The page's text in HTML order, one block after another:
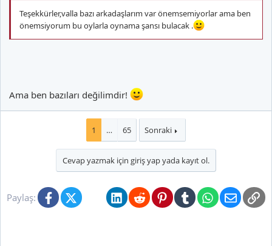
Teşekkürler,valla bazı arkadaşlarım var önemsemiyorlar ama ben
önemsiyorum bu oylarla oynama şansı bulacak .
Ama ben bazıları değilimdir!
1 … 65 Sonraki
Cevap yazmak için giriş yap yada kayıt ol.
Paylaş: FacebookX (Twitter)BlueskyLinkedInRedditPinterestTumblrWhatsApp
E-posta